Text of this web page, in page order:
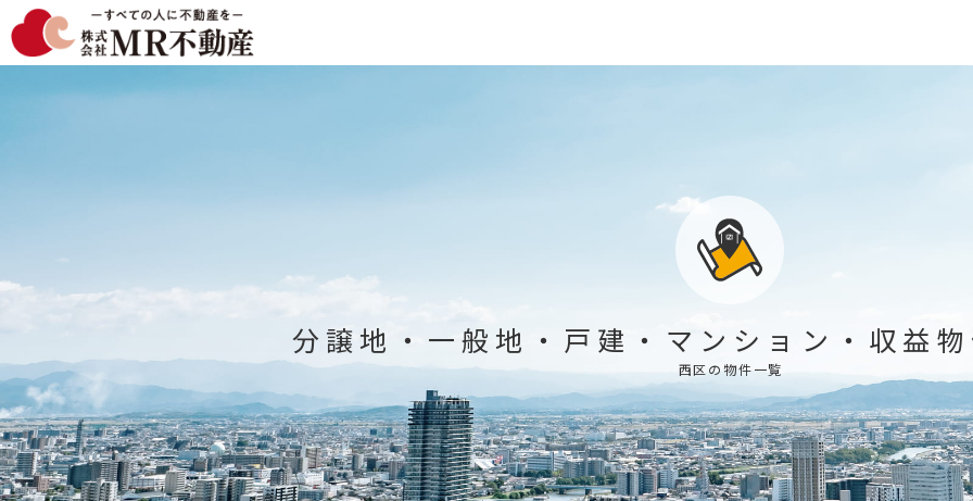
分譲地 ・ 一般地 ・ 戸建 ・ マンション ・ 収益
西区の物件一覧